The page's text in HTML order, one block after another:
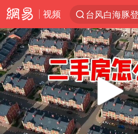
视频
台风白海豚
台风白海豚
台风白海豚
看守所辅警